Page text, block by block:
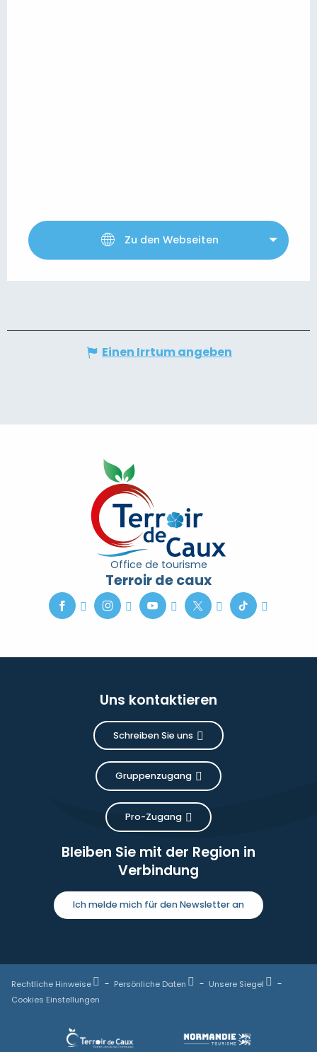
Zu den Webseiten
Einen Irrtum angeben
Office de tourisme
Terroir de caux
Uns kontaktieren
Schreiben Sie uns
Gruppenzugang
Pro-Zugang
Bleiben Sie mit der Region in
Verbindung
Ich melde mich für den Newsletter an
Rechtliche Hinweise Persönliche Daten
Unsere Siegel
Cookies Einstellungen